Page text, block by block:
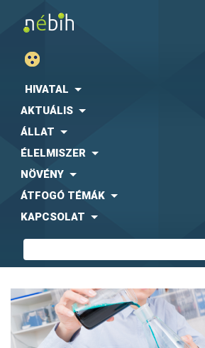
HIVATAL
AKTUÁLIS
ÁLLAT
ÉLELMISZER
NÖVÉNY
ÁTFOGÓ TÉMÁK
KAPCSOLAT